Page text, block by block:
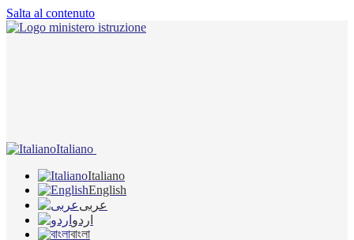
Salta al contenuto
Italiano
Italiano
English
عربى
اردو
বাংলা